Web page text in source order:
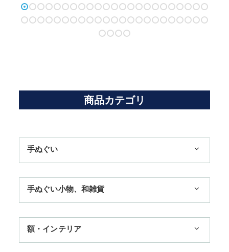
商品カテゴリ
手ぬぐい
3,300円まで
11,000円まで
手ぬぐい小物、和雑貨
扇子
額・インテリア